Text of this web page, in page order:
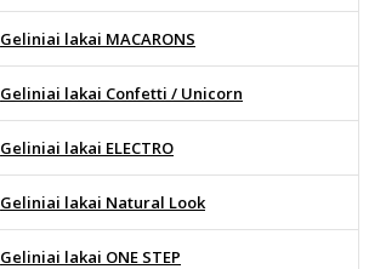
Geliniai lakai MACARONS
Geliniai lakai Confetti / Unicorn
Geliniai lakai ELECTRO
Geliniai lakai Natural Look
Geliniai lakai ONE STEP